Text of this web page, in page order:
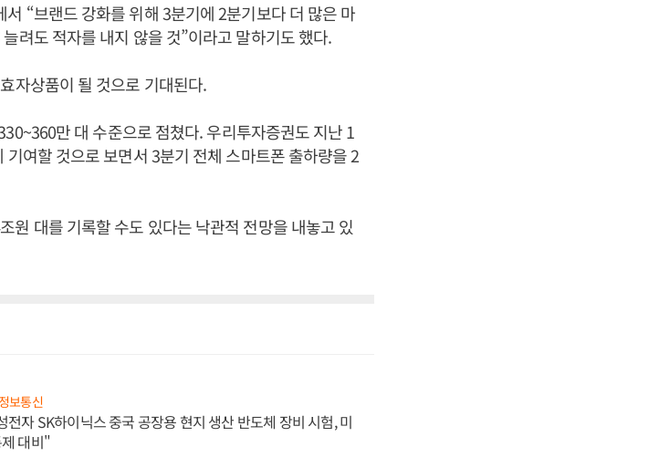
“브랜드 강화를 위해 3분기에 2분기보다 더 많은 마
려도 적자를 내지 않을 것”이라고 말하기도 했다.
자상품이 될 것으로 기대된다.
만 대 수준으로 점쳤다. 우리투자증권도 지난 1
여할 것으로 보면서 3분기 전체 스마트폰 출하량을 2
원 대를 기록할 수도 있다는 낙관적 전망을 내놓고 있
보통신
전자 SK하이닉스 중국 공장용 현지 생산 반도체 장비 시험, 미
대비"